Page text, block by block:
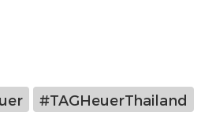
#TAGHeuerThailand